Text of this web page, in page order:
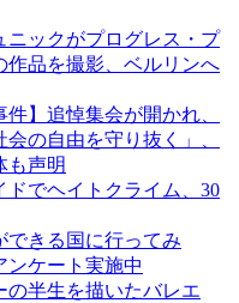
ニックがプログレス・プ
作品を撮影、ベルリンへ
件】追悼集会が開かれ、
の自由を守り抜く」、
も声明
ドでヘイトクライム、30
できる国に行ってみ
ンケート実施中
の半生を描いたバレエ